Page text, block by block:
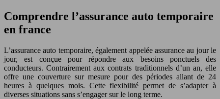
Comprendre l’assurance auto temporaire
en france
L’assurance auto temporaire, également appelée assurance au jour le
jour, est conçue pour répondre aux besoins ponctuels des
conducteurs. Contrairement aux contrats traditionnels d’un an, elle
offre une couverture sur mesure pour des périodes allant de 24
heures à quelques mois. Cette flexibilité permet de s’adapter à
diverses situations sans s’engager sur le long terme.